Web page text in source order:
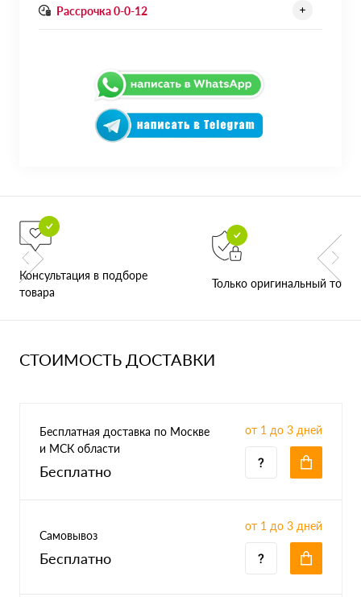
Рассрочка 0-0-12
Консультация в подборе
товара
Только оригинальный товар
СТОИМОСТЬ ДОСТАВКИ
Бесплатная доставка по Москве
и МСК области
Бесплатно
от 1 до 3 дней
Самовывоз
Бесплатно
от 1 до 3 дней